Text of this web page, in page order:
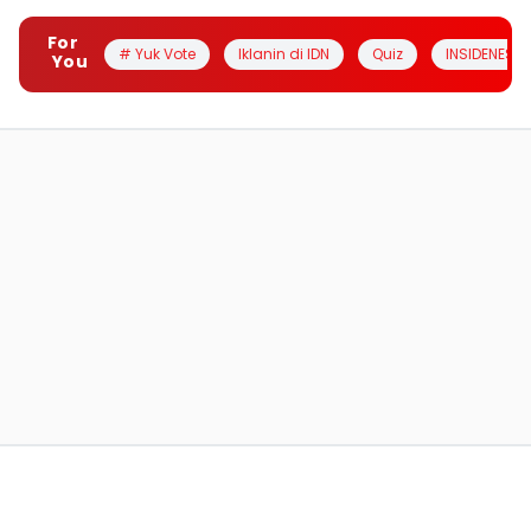
For
You
# Yuk Vote Iklanin di IDN Quiz INSIDENESIA